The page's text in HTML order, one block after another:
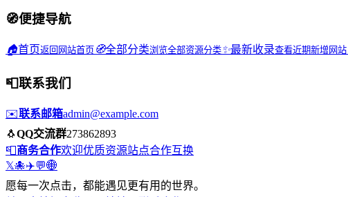
🧭便捷导航
🏠首页返回网站首页 🧭全部分类浏览全部资源分类✨最新收录查看近期新增网站
📮联系我们
✉️联系邮箱admin@example.com
🐧QQ交流群273862893
📮商务合作欢迎优质资源站点合作互换
𝕏🐙✈️💬🌐
愿每一次点击，都能遇见更有用的世界。